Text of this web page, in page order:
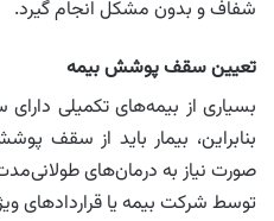
شفاف و بدون مشکل انجام گیرد.
تعیین سقف پوشش بیمه
بسیاری از بیمه‌های تکمیلی
بنابراین، بیمار باید از سقف
صورت نیاز به درمان‌های
توسط شرکت بیمه یا قراردادهای